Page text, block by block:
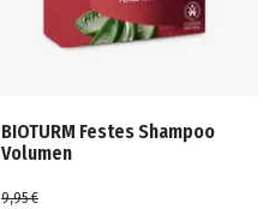
BIOTURM Festes Shampoo
Volumen
9,95 €